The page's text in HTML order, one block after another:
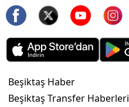
Beşiktaş Haber
Beşiktaş Transfer Haberleri